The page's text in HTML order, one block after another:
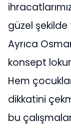
güzel şekilde
Ayrıca
konsept
Hem
dikkatini
bu